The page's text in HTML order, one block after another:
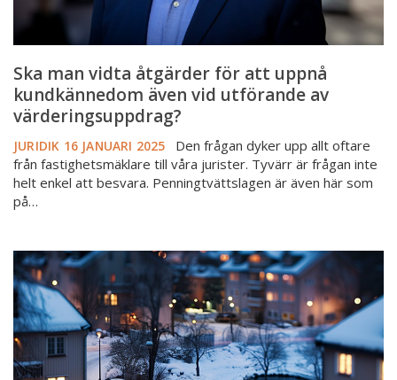
utförande
av
värderingsuppdrag?
Ska man vidta åtgärder för att uppnå
kundkännedom även vid utförande av
värderingsuppdrag?
JURIDIK 16 JANUARI 2025
Den frågan dyker upp allt oftare
från fastighetsmäklare till våra jurister. Tyvärr är frågan inte
helt enkel att besvara. Penningtvättslagen är även här som
på…
SvD:
“Felvärderingar
hotar
bostadsförsäljningar”